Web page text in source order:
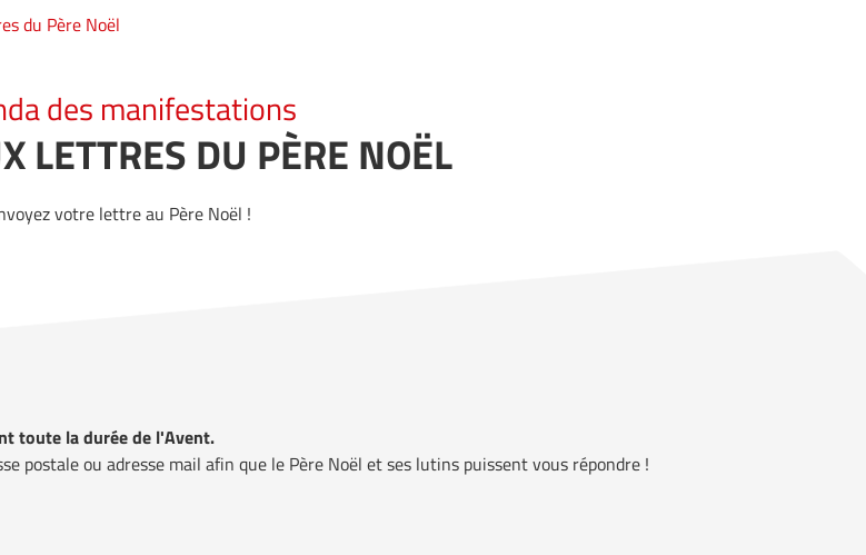
du Père Noël
des manifestations
LETTRES DU PÈRE NOËL
votre lettre au Père Noël !
toute la durée de l'Avent.
postale ou adresse mail afin que le Père Noël et ses lutins puissent vous répondre !